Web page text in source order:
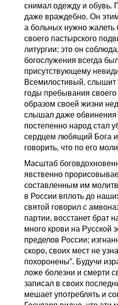
снимал одежду и обувь.
даже враждебно. Он
а больных нужно жалеть
своего пастырского
литургии: это он
богослужения всегда
присутствующему
Всемилостивый, слышит
годы пребывания
образом своей жизни
слышал даже обвинения
постепенно народ стал
сердцем любящий Бога
говорить, что по его
Масштаб
явственно
составленным им
в России вплоть до
святой говорил с
партии, восстанет брат
много крови на Русской
пределов России;
скоро, своих мест не
похоронены”. Будучи
ложе болезни и смерти
записал в своих
мешает употреблять и